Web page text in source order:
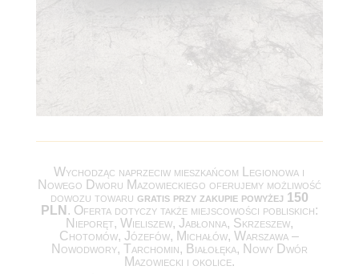
Wychodząc naprzeciw mieszkańcom Legionowa i
Nowego Dworu Mazowieckiego oferujemy możliwość
dowozu towaru gratis przy zakupie powyżej 150
PLN . Oferta dotyczy także miejscowości pobliskich:
Nieporęt, Wieliszew, Jabłonna, Skrzeszew,
Chotomów, Józefów, Michałów, Warszawa –
Nowodwory, Tarchomin, Białołęka, Nowy Dwór
Mazowiecki i okolice.